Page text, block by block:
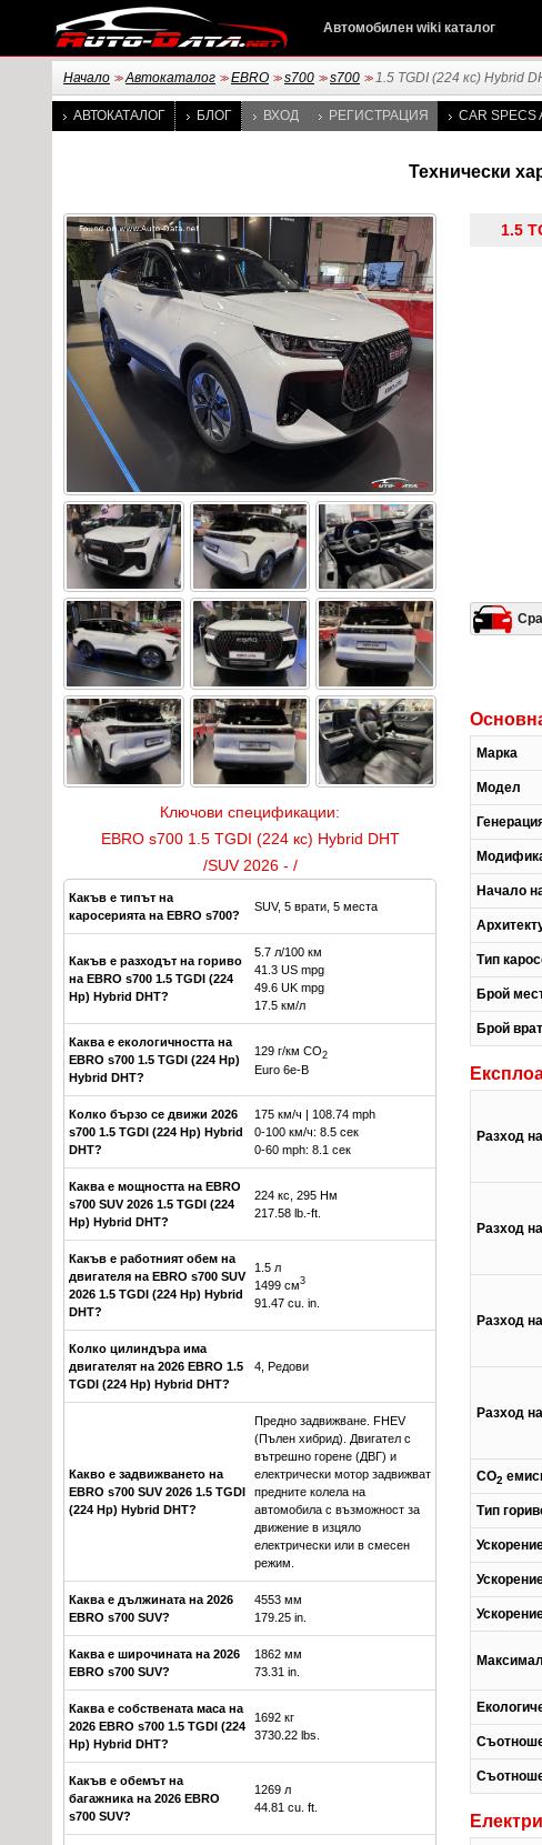
Автомобилен wiki каталог
Начало >> Автокаталог >> EBRO >> s700 >> s700 >> 1.5 TGDI (224 кс) Hybrid
АВТОКАТАЛОГ БЛОГ ВХОД РЕГИСТРАЦИЯ CAR SPECS
Технически
Ключови спецификации:
EBRO s700 1.5 TGDI (224 кс) Hybrid DHT
/SUV 2026 - /
Какъв е типът на
каросерията на EBRO s700?
SUV, 5 врати, 5 места
Какъв е разходът на гориво
на EBRO s700 1.5 TGDI (224
Hp) Hybrid DHT?
5.7 л/100 км
41.3 US mpg
49.6 UK mpg
17.5 км/л
Каква е екологичността на
EBRO s700 1.5 TGDI (224 Hp)
Hybrid DHT?
129 г/км CO2
Euro 6e-B
Колко бързо се движи 2026
s700 1.5 TGDI (224 Hp) Hybrid
DHT?
175 км/ч | 108.74 mph
0-100 км/ч: 8.5 сек
0-60 mph: 8.1 сек
Каква е мощността на EBRO
s700 SUV 2026 1.5 TGDI (224
Hp) Hybrid DHT?
224 кс, 295 Нм
217.58 lb.-ft.
Какъв е работният обем на
двигателя на EBRO s700 SUV
2026 1.5 TGDI (224 Hp) Hybrid
DHT?
1.5 л
1499 см3
91.47 cu. in.
Колко цилиндъра има
двигателят на 2026 EBRO 1.5
TGDI (224 Hp) Hybrid DHT?
4, Редови
Какво е задвижването на
EBRO s700 SUV 2026 1.5 TGDI
(224 Hp) Hybrid DHT?
Предно задвижване. FHEV
(Пълен хибрид). Двигател с
вътрешно горене (ДВГ) и
електрически мотор задвижват
предните колела на
автомобила с възможност за
движение в изцяло
електрически или в смесен
режим.
Каква е дължината на 2026
EBRO s700 SUV?
4553 мм
179.25 in.
Каква е широчината на 2026
EBRO s700 SUV?
1862 мм
73.31 in.
Каква е собствената маса на
2026 EBRO s700 1.5 TGDI (224
Hp) Hybrid DHT?
1692 кг
3730.22 lbs.
Какъв е обемът на
багажника на 2026 EBRO
s700 SUV?
1269 л
44.81 cu. ft.
Марка
Модел
Начало
Тип
Брой
Брой
Разход
Разход
Разход
Разход
CO2
Тип